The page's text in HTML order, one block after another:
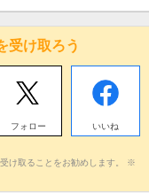
受け取ろう
フォロー いいね
け取ることをお勧めします。 ※